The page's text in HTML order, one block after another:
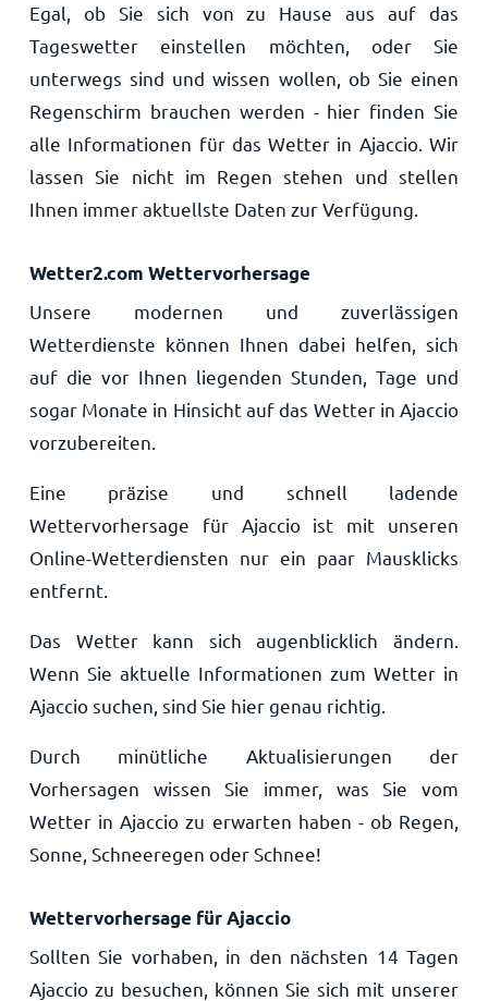
Egal, ob Sie sich von zu Hause aus auf das
Tageswetter einstellen möchten, oder Sie
unterwegs sind und wissen wollen, ob Sie einen
Regenschirm brauchen werden - hier finden Sie
alle Informationen für das Wetter in Ajaccio. Wir
lassen Sie nicht im Regen stehen und stellen
Ihnen immer aktuellste Daten zur Verfügung.
Wetter2.com Wettervorhersage
Unsere modernen und zuverlässigen
Wetterdienste können Ihnen dabei helfen, sich
auf die vor Ihnen liegenden Stunden, Tage und
sogar Monate in Hinsicht auf das Wetter in Ajaccio
vorzubereiten.
Eine präzise und schnell ladende
Wettervorhersage für Ajaccio ist mit unseren
Online-Wetterdiensten nur ein paar Mausklicks
entfernt.
Das Wetter kann sich augenblicklich ändern.
Wenn Sie aktuelle Informationen zum Wetter in
Ajaccio suchen, sind Sie hier genau richtig.
Durch minütliche Aktualisierungen der
Vorhersagen wissen Sie immer, was Sie vom
Wetter in Ajaccio zu erwarten haben - ob Regen,
Sonne, Schneeregen oder Schnee!
Wettervorhersage für Ajaccio
Sollten Sie vorhaben, in den nächsten 14 Tagen
Ajaccio zu besuchen, können Sie sich mit unserer